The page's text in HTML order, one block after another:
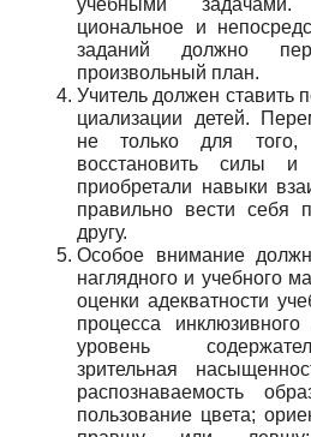
циональное и
заданий должно
произвольный план.
Учитель должен ставить
циализации детей.
не толь­ко для того,
восстановить силы
приобретали навыки
правильно вести себя
другу.
Особое внимание
на­глядного и учебного
оценки адекватности
процесса
уровень
зрительная
распознаваемость
пользование цвета;